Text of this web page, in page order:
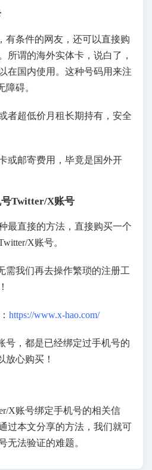
有条件的网友，还可以直接购
所谓的海外实体卡，说白了，
在国内使用。这种号码用来注
障碍。
者超低价月租长期持有，安全
或邮寄费用，毕竟是国外开
Twitter/X账号
最直接的方法，直接购买一个
X账号。
需我们再去操作繁琐的注册工
： https://www.x-hao.com/
号，都是已经绑定过手机号的
放心购买！
X账号绑定手机号的相关信
过本文分享的方法，我们就可
无法验证的难题。